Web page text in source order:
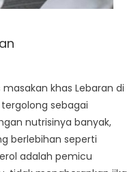
masakan khas Lebaran di
sebagai
nutrisinya banyak,
berlebihan seperti
adalah pemicu